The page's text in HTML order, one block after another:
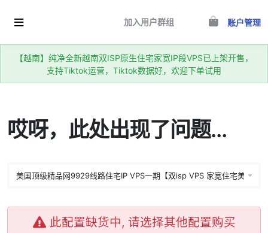
【越南】纯净全新越南双ISP原生住宅家宽IP段VPS已上架开售，
支持Tiktok运营，Tiktok数据好，欢迎下单试用
加入用户群组 账户管理
哎呀，此处出现了问题…
此配置缺货中, 请选择其他配置购买